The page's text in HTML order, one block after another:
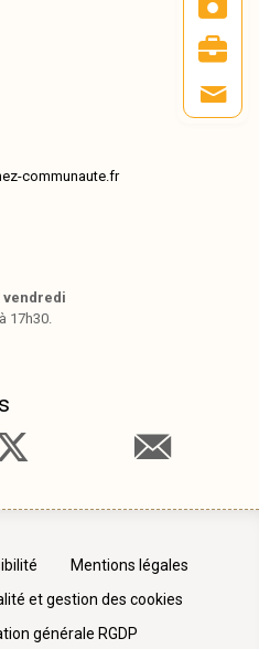
communaute.fr
vendredi
17h30.
Mentions légales
et gestion des cookies
générale RGDP